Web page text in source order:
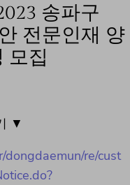
송파구
전문인재 양
모집
▼
dongdaemun/re/cust